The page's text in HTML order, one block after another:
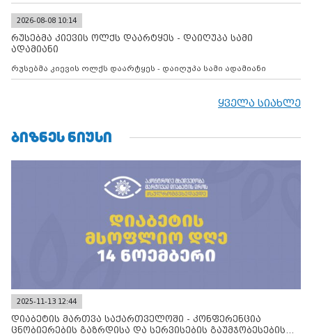
2026-08-08 10:14
რუსებმა კიევის ოლქს დაარტყეს - დაიღუპა სამი
ადამიანი
რუსებმა კიევის ოლქს დაარტყეს - დაიღუპა სამი ადამიანი
ყველა სიახლე
ᲑᲘᲖᲜᲔᲡ ᲜᲘᲣᲡᲘ
2025-11-13 12:44
დიაბეტის მართვა საქართველოში - კონფერენცია
ცნობიერების გაზრდისა და სერვისების გაუმჯობესების